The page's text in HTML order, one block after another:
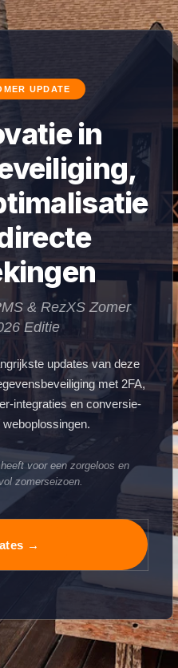
UPDATE
in
& RezXS Zomer
Editie
updates van deze
met 2FA,
integraties en conversie-
voor een zorgeloos en
zomerseizoen.
→